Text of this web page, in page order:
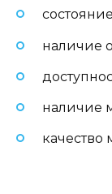
наличие
наличие
качество